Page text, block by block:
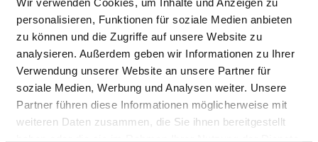
personalisieren, Funktionen für soziale Medien anbieten
zu können und die Zugriffe auf unsere Website zu
analysieren. Außerdem geben wir Informationen zu Ihrer
Verwendung unserer Website an unsere Partner für
soziale Medien, Werbung und Analysen weiter. Unsere
Partner führen diese Informationen möglicherweise mit
weiteren Daten zusammen, die Sie ihnen bereitgestellt
GESUNDHEITS- UND KRANKENPFLEGERINNEN
Mit und ohne Fachabteilungszuordnung
BERUFSGRUPPE ANZAHL
ERLÄUTERUNG
Anzahl (gesamt)
2,59